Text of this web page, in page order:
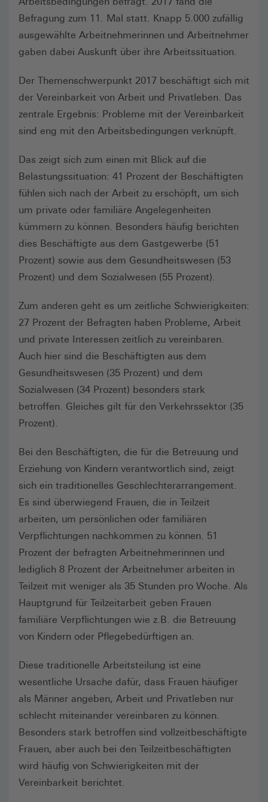
Befragung zum 11. Mal statt. Knapp 5.000 zufällig
ausgewählte Arbeitnehmerinnen und Arbeitnehmer
gaben dabei Auskunft über ihre Arbeitssituation.
Der Themenschwerpunkt 2017 beschäftigt sich mit
der Vereinbarkeit von Arbeit und Privatleben. Das
zentrale Ergebnis: Probleme mit der Vereinbarkeit
sind eng mit den Arbeitsbedingungen verknüpft.
Das zeigt sich zum einen mit Blick auf die
Belastungssituation: 41 Prozent der Beschäftigten
fühlen sich nach der Arbeit zu erschöpft, um sich
um private oder familiäre Angelegenheiten
kümmern zu können. Besonders häufig berichten
dies Beschäftigte aus dem Gastgewerbe (51
Prozent) sowie aus dem Gesundheitswesen (53
Prozent) und dem Sozialwesen (55 Prozent).
Zum anderen geht es um zeitliche Schwierigkeiten:
27 Prozent der Befragten haben Probleme, Arbeit
und private Interessen zeitlich zu vereinbaren.
Auch hier sind die Beschäftigten aus dem
Gesundheitswesen (35 Prozent) und dem
Sozialwesen (34 Prozent) besonders stark
betroffen. Gleiches gilt für den Verkehrssektor (35
Prozent).
Bei den Beschäftigten, die für die Betreuung und
Erziehung von Kindern verantwortlich sind, zeigt
sich ein traditionelles Geschlechterarrangement.
Es sind überwiegend Frauen, die in Teilzeit
arbeiten, um persönlichen oder familiären
Verpflichtungen nachkommen zu können. 51
Prozent der befragten Arbeitnehmerinnen und
lediglich 8 Prozent der Arbeitnehmer arbeiten in
Teilzeit mit weniger als 35 Stunden pro Woche. Als
Hauptgrund für Teilzeitarbeit geben Frauen
familiäre Verpflichtungen wie z.B. die Betreuung
von Kindern oder Pflegebedürftigen an.
Diese traditionelle Arbeitsteilung ist eine
wesentliche Ursache dafür, dass Frauen häufiger
als Männer angeben, Arbeit und Privatleben nur
schlecht miteinander vereinbaren zu können.
Besonders stark betroffen sind vollzeitbeschäftigte
Frauen, aber auch bei den Teilzeitbeschäftigten
wird häufig von Schwierigkeiten mit der
Vereinbarkeit berichtet.